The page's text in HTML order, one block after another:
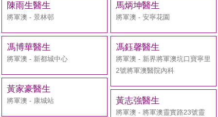
陳雨生醫生
將軍澳 - 景林邨
馬炳坤醫生
將軍澳 - 安寧花園
馮博華醫生
將軍澳 - 新都城中心
馮鈺馨醫生
將軍澳 - 新界將軍澳坑口寶寧里
2號將軍澳醫院內科
黃家豪醫生
將軍澳 - 康城站 黃志強醫生
將軍澳 - 將軍澳靈實路23號靈